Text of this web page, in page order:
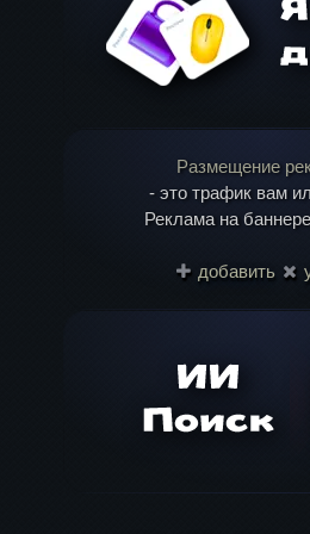
Размещение
- это трафик вам
Реклама на
добавить